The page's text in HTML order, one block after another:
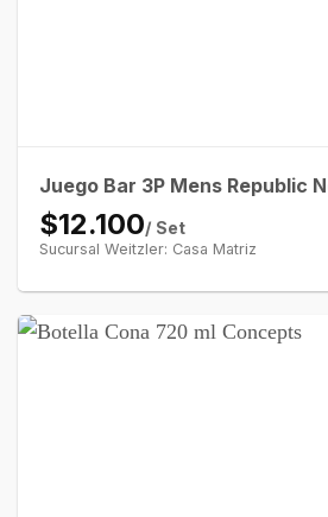
Juego Bar 3P Mens Republic
$12.100/ Set
Sucursal Weitzler: Casa Matriz